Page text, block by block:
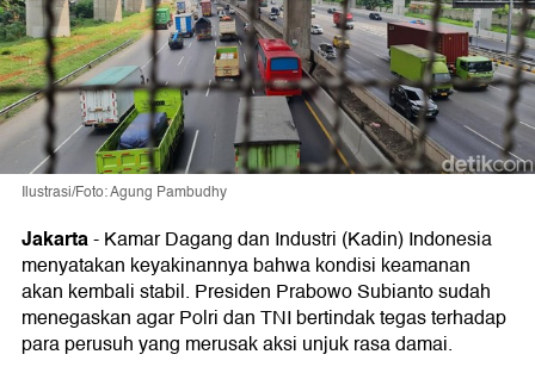
Ilustrasi/Foto: Agung Pambudhy
Jakarta-Kamar Dagang dan Industri (Kadin) Indonesia
menyatakan keyakinannya bahwa kondisi keamanan
akan kembali stabil. Presiden Prabowo Subianto sudah
menegaskan agar Polri dan TNI bertindak tegas terhadap
para perusuh yang merusak aksi unjuk rasa damai.